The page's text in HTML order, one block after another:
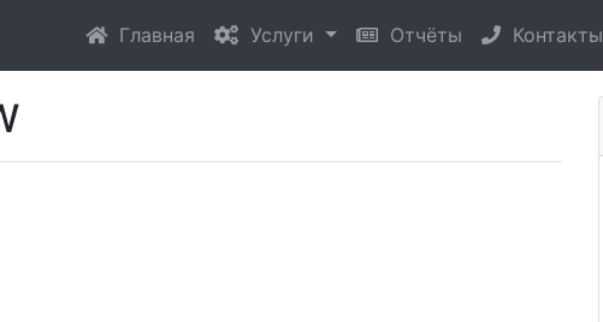
Главная (current)Услуги Отчёты Контакты